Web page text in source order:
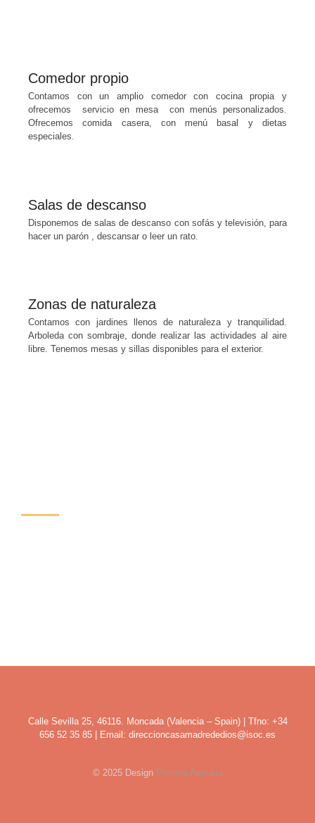
Comedor propio
Contamos con un amplio comedor con cocina propia y
ofrecemos servicio en mesa con menús personalizados.
Ofrecemos comida casera, con menú basal y dietas
especiales.
Salas de descanso
Disponemos de salas de descanso con sofás y televisión, para
hacer un parón , descansar o leer un rato.
Zonas de naturaleza
Contamos con jardines llenos de naturaleza y tranquilidad.
Arboleda con sombraje, donde realizar las actividades al aire
libre. Tenemos mesas y sillas disponibles para el exterior.
Calle Sevilla 25, 46116. Moncada (Valencia – Spain) | Tfno: +34
656 52 35 85 | Email: direccioncasamadrededios@isoc.es
© 2025 Design Present Agencia